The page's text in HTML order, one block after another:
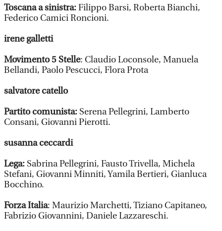
Toscana a sinistra:Filippo Barsi, Roberta Bianchi,
Federico Camici Roncioni.
irene galletti
Movimento 5 Stelle: Claudio Loconsole, Manuela
Bellandi, Paolo Pescucci, Flora Prota
salvatore catello
Partito comunista: Serena Pellegrini, Lamberto
Consani, Giovanni Pierotti.
susanna ceccardi
Lega: Sabrina Pellegrini, Fausto Trivella, Michela
Stefani, Giovanni Minniti, Yamila Bertieri, Gianluca
Bocchino.
Forza Italia: Maurizio Marchetti, Tiziano Capitaneo,
Fabrizio Giovannini, Daniele Lazzareschi.